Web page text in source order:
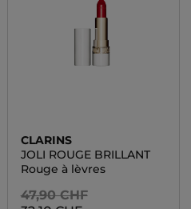
CLARINS
JOLI ROUGE BRILLANT
Rouge à lèvres
47,90 CHF